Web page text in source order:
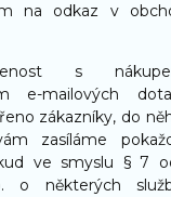
na odkaz v
s
e-mailových
zákazníky, do
zasíláme
ve smyslu § 7
o některých